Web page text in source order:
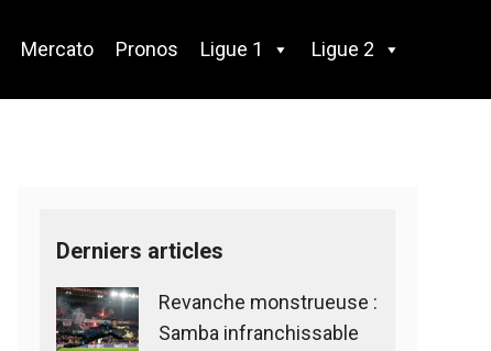
Mercato Pronos Ligue 1 Ligue 2
Derniers articles
Revanche monstrueuse :
Samba infranchissable